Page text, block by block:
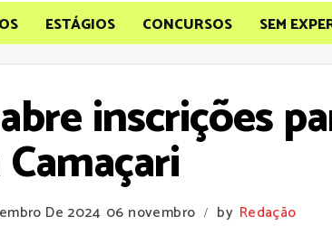
ESTÁGIOS CONCURSOS SEM
inscrições
De 2024 06 novembro / by Redação